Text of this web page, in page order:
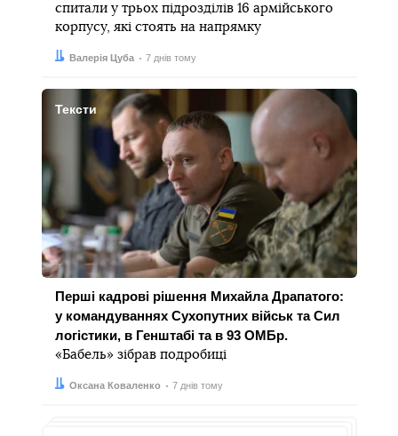
спитали у трьох підрозділів 16 армійського
корпусу, які стоять на напрямку
Автор:
Валерія Цуба
Дата: 7 днів тому
Тексти
Перші кадрові рішення Михайла Драпатого:
у командуваннях Сухопутних військ та Сил
логістики, в Генштабі та в 93 ОМБр.
«Бабель» зібрав подробиці
Автор:
Оксана Коваленко
Дата: 7 днів тому